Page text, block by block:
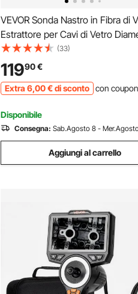
VEVOR Sonda Nastro in Fibra di
Estrattore per Cavi di Vetro
m con Supporto Asta per Cavi
Lunghezza 152 m Non Conduttivo,
Tiracavi per Gestione di
Testine di Ricambio
(33)
11990€
Extra 6,00€di sconto con coupon
Disponibile
Consegna: Sab.Agosto 8 -
Aggiungi al carrello